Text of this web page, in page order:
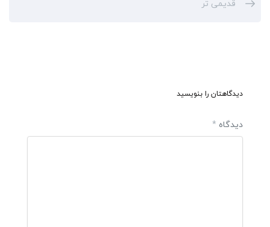
قدیمی تر
دیدگاهتان را بنویسید
دیدگاه *